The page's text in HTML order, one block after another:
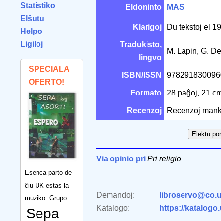
Statistiko
Elŝutu
Helpo
Ligiloj
SPECIALA
OFERTO!
Esenca parto de
ĉiu UK estas la
muziko. Grupo
Sepa
Eldoninto MAS
Klarigoj Du tekstoj el
Tradukisto,
lingvo
M. Lapin, G.
ISBN/ISSN
Formato 28 paĝoj, 21
Recenzoj Recenzoj
Via opinio pri Pri religio
Demandoj:
Katalogo:
https://